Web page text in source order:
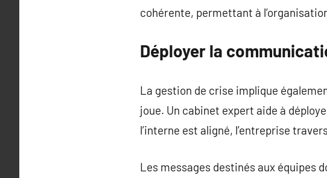
cohérente, permettant à
Déployer la
La gestion de crise implique
joue. Un cabinet expert aide à
l’interne est aligné, l’entreprise
Les messages destinés aux équipes